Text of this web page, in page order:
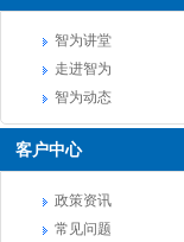
智为讲堂
走进智为
智为动态
客户中心
政策资讯
常见问题